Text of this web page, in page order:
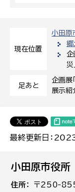
現在位置
小田原
郷
企
災
足あと
企画展
展示紹
最終更新日：
小田原市役所
住所
〒250-